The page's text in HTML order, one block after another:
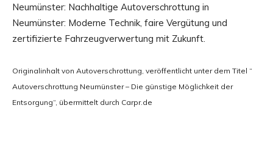
Neumünster: Nachhaltige Autoverschrottung in
Neumünster: Moderne Technik, faire Vergütung und
zertifizierte Fahrzeugverwertung mit Zukunft.
Originalinhalt von Autoverschrottung, veröffentlicht unter dem Titel “
Autoverschrottung Neumünster – Die günstige Möglichkeit der
Entsorgung“, übermittelt durch Carpr.de